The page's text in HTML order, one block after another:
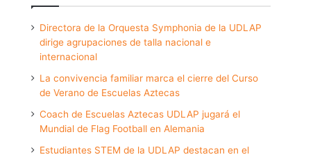
Directora de la Orquesta Symphonia de la UDLAP
dirige agrupaciones de talla nacional e
internacional
La convivencia familiar marca el cierre del Curso
de Verano de Escuelas Aztecas
Coach de Escuelas Aztecas UDLAP jugará el
Mundial de Flag Football en Alemania
Estudiantes STEM de la UDLAP destacan en el